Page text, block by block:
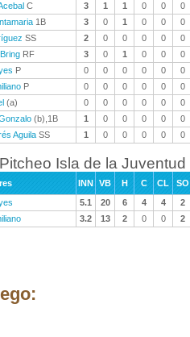
C 3 1 1 0 0 0
1B 3 0 1 0 0 0
SS 2 0 0 0 0 0
RF 3 0 1 0 0 0
P 0 0 0 0 0 0
P 0 0 0 0 0 0
(a) 0 0 0 0 0 0
(b),1B 1 0 0 0 0 0
Aguila SS 1 0 0 0 0 0
Pitcheo Isla de la Juventud
INN VB H C CL SO
5.1 20 6 4 4 2
3.2 13 2 0 0 2